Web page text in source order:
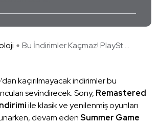
Bu İndirimler Kaçmaz! PlaySt ...
kaçırılmayacak indirimler bu
sevindirecek. Sony, Remastered
ile klasik ve yenilenmiş oyunları
devam edenSummer Game